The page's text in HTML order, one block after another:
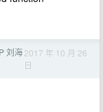
刘海2017 年 10 月 26
日